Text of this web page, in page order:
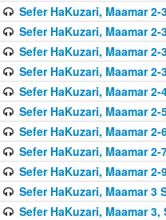
Sefer HaKuzari, Maamar 2-
Sefer HaKuzari, Maamar 2-
Sefer HaKuzari, Maamar 2-
Sefer HaKuzari, Maamar 2-
Sefer HaKuzari, Maamar 2-
Sefer HaKuzari, Maamar 2-
Sefer HaKuzari, Maamar 2-
Sefer HaKuzari, Maamar 2-
Sefer HaKuzari, Maamar 2-
Sefer HaKuzari, Maamar 3
Sefer HaKuzari, Maamar 3,